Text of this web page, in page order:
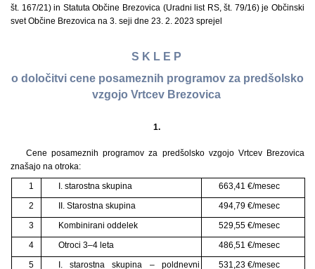
št. 167/21) in Statuta Občine Brezovica (Uradni list RS, št. 79/16) je Občinski
svet Občine Brezovica na 3. seji dne 23. 2. 2023 sprejel
S K L E P
o določitvi cene posameznih programov za predšolsko
vzgojo Vrtcev Brezovica
1.
Cene posameznih programov za predšolsko vzgojo Vrtcev Brezovica
znašajo na otroka:
1
I. starostna skupina
663,41 €/mesec
2
II. Starostna skupina
494,79 €/mesec
3
Kombinirani oddelek
529,55 €/mesec
4
Otroci 3–4 leta
486,51 €/mesec
5
I. starostna skupina – poldnevni 531,23 €/mesec